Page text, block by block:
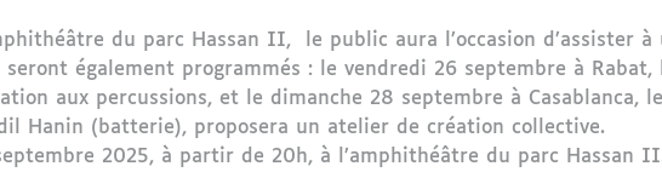
du parc Hassan II, le public aura l’occasion d’assister
également programmés : le vendredi 26 septembre à Rabat,
aux percussions, et le dimanche 28 septembre à Casablanca,
Hanin (batterie), proposera un atelier de création collective.
2025, à partir de 20h, à l’amphithéâtre du parc Hassan